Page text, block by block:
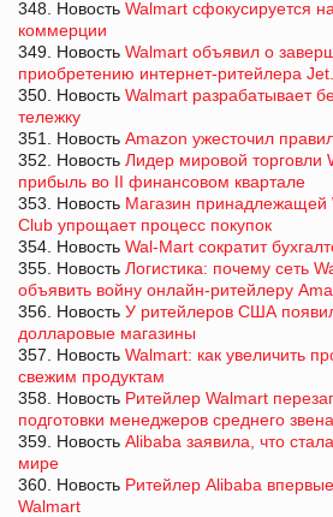
348. Новость Walmart сфокусируется
коммерции
349. Новость Walmart объявил о
приобретению интернет-ритейлера
350. Новость Walmart разрабатывает
тележку
351. Новость Amazon ужесточил
352. Новость Лидер мировой торговли
прибыль во II финансовом квартале
353. Новость Магазин принадлежащей
Club упрощает процесс покупок
354. Новость Wal-Mart сократит
355. Новость Логистика: почему сеть
объявить войну онлайн-ритейлеру
356. Новость У ритейлеров США
долларовые магазины
357. Новость Walmart: как увеличить
свежим продуктам
358. Новость Ритейлер Walmart
подготовки менеджеров среднего звена
359. Новость Alibaba заявила, что
мире
360. Новость Ритейлер Alibaba
Walmart